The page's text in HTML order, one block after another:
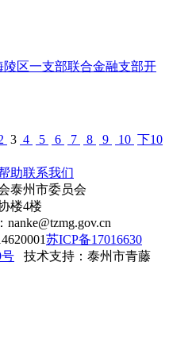
陵区一支部联合金融支部开
3 4 5 6 7 8 9 10 下10
助联系我们
泰州市委员会
楼4楼
苏ICP备17016630
号
技术支持：泰州市青藤